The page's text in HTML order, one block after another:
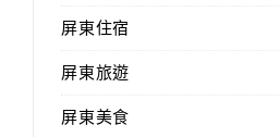
屏東住宿
屏東旅遊
屏東美食